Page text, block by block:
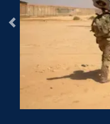
التالى
نتنياهو يرفض الانسحاب من غزة
أمريكية